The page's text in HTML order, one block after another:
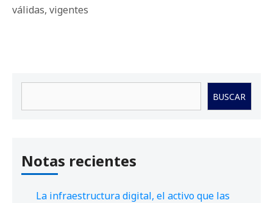
válidas, vigentes
BUSCAR
Notas recientes
La infraestructura digital, el activo que las